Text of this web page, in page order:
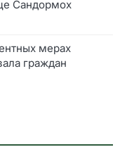
Сандормох
мерах
граждан